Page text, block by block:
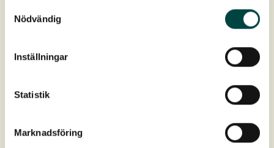
Nödvändig
Inställningar
Statistik
Marknadsföring
Produktdatablad
Monteringvejledning
Inspiration